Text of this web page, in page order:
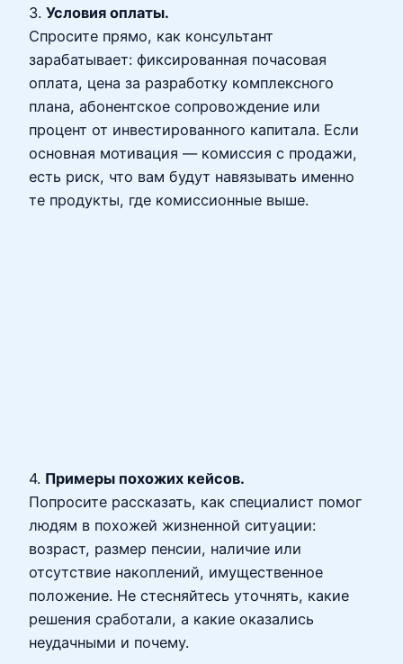
3. Условия оплаты.
Спросите прямо, как консультант
зарабатывает: фиксированная почасовая
оплата, цена за разработку комплексного
плана, абонентское сопровождение или
процент от инвестированного капитала. Если
основная мотивация — комиссия с продажи,
есть риск, что вам будут навязывать именно
те продукты, где комиссионные выше.
4. Примеры похожих кейсов.
Попросите рассказать, как специалист помог
людям в похожей жизненной ситуации:
возраст, размер пенсии, наличие или
отсутствие накоплений, имущественное
положение. Не стесняйтесь уточнять, какие
решения сработали, а какие оказались
неудачными и почему.